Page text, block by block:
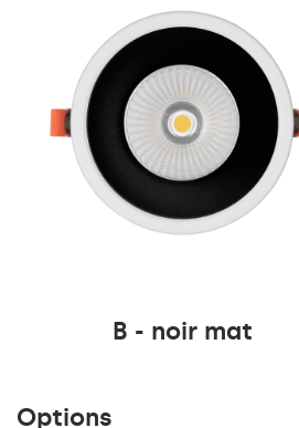
B - noir mat
Options